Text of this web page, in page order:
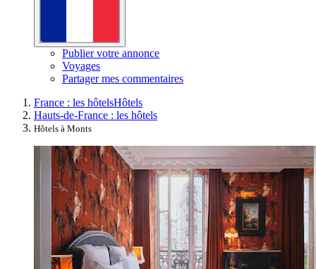
Publier votre annonce
Voyages
Partager mes commentaires
France : les hôtelsHôtels
Hauts-de-France : les hôtels
Hôtels à Monts